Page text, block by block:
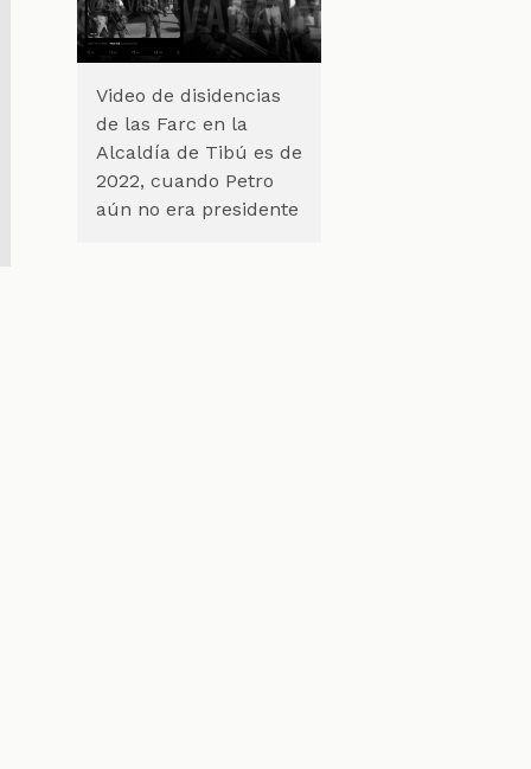
Video de disidencias
de las Farc en la
Alcaldía de Tibú es de
2022, cuando Petro
aún no era presidente